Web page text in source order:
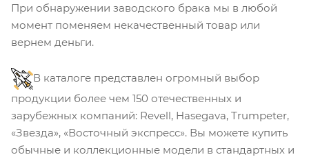
При обнаружении заводского брака мы в любой
момент поменяем некачественный товар или
вернем деньги.
В каталоге представлен огромный выбор
продукции более чем 150 отечественных и
зарубежных компаний: Revell, Hasegava, Trumpeter,
«Звезда», «Восточный экспресс». Вы можете купить
обычные и коллекционные модели в стандартных и